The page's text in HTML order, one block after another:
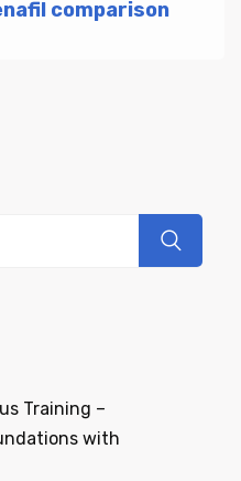
comparison
Training –
with